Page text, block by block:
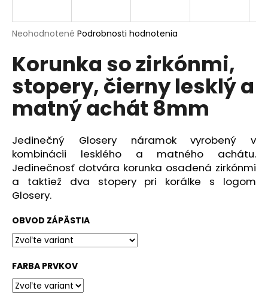
Priemerné
produktu
je
z
5
hviezdičiek.
Neohodnotené Podrobnosti hodnotenia
Korunka so zirkónmi,
stopery, čierny lesklý a
matný achát 8mm
Jedinečný Glosery náramok vyrobený v
kombinácii lesklého a matného achátu.
Jedinečnosť dotvára korunka osadená zirkónmi
a taktiež dva stopery pri korálke s logom
Glosery.
OBVOD ZÁPÄSTIA
FARBA PRVKOV
j
ť
?
HĽADAŤ
O
d
p
o
r
č
a
m